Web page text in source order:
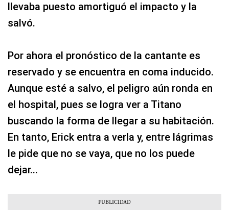
llevaba puesto amortiguó el impacto y la
salvó.
Por ahora el pronóstico de la cantante es
reservado y se encuentra en coma inducido.
Aunque esté a salvo, el peligro aún ronda en
el hospital, pues se logra ver a Titano
buscando la forma de llegar a su habitación.
En tanto, Erick entra a verla y, entre lágrimas
le pide que no se vaya, que no los puede
dejar...